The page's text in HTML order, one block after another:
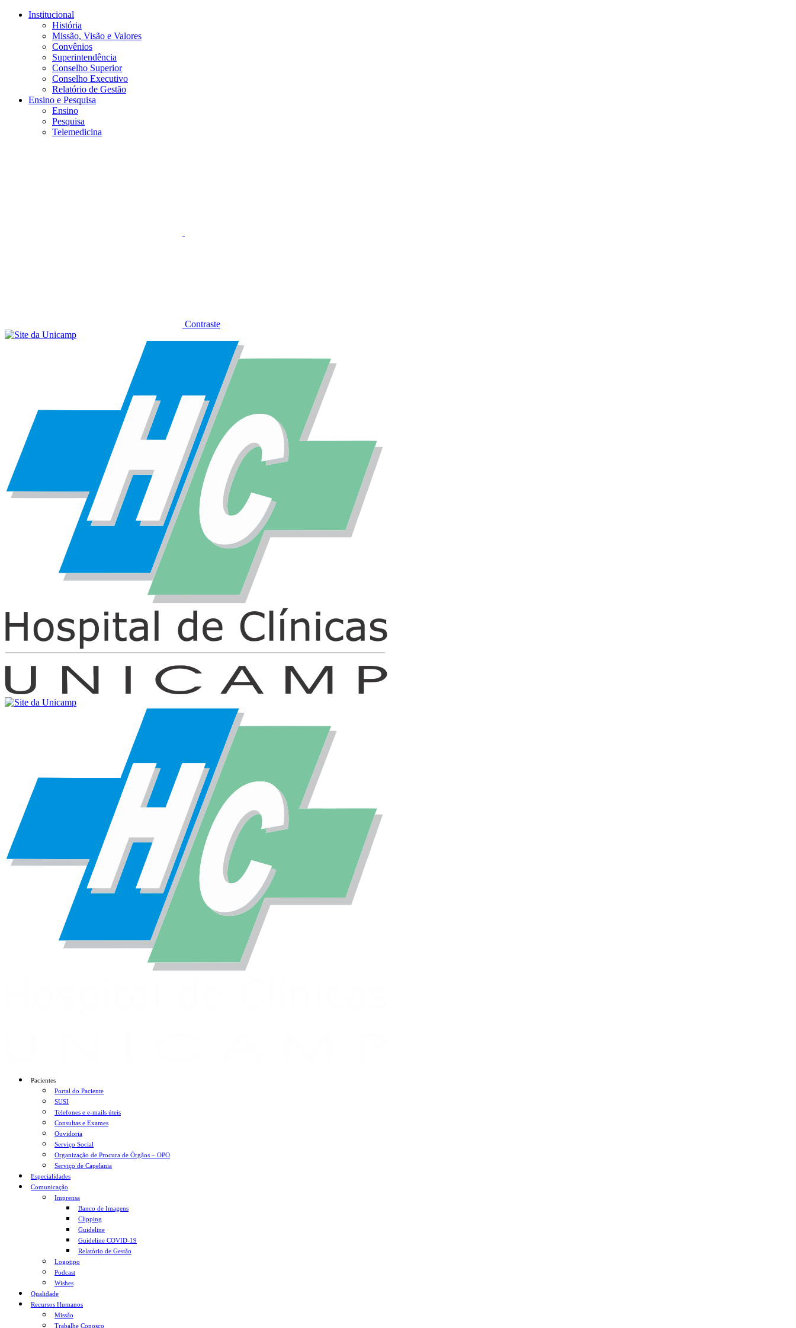
Conteúdo principal
Institucional
História
Missão, Visão e Valores
Convênios
Superintendência
Conselho Superior
Conselho Executivo
Relatório de Gestão
Ensino e Pesquisa
Ensino
Pesquisa
Telemedicina
Contraste
Pacientes
Portal do Paciente
SUSI
Telefones e e-mails úteis
Consultas e Exames
Ouvidoria
Serviço Social
Organização de Procura de Órgãos – OPO
Serviço de Capelania
Especialidades
Comunicação
Imprensa
Banco de Imagens
Clipping
Guideline
Guideline COVID-19
Relatório de Gestão
Logotipo
Podcast
Wishes
Qualidade
Recursos Humanos
Missão
Trabalhe Conosco